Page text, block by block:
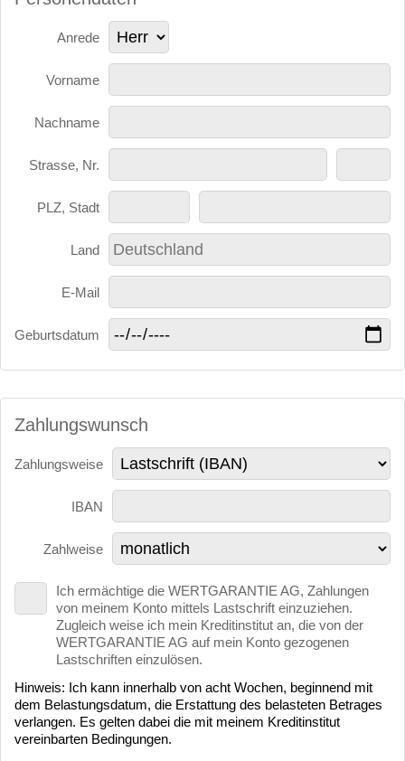
Anrede
Vorname
Nachname
Strasse, Nr.
PLZ, Stadt
Land
E-Mail
Geburtsdatum
Zahlungswunsch
Zahlungsweise
IBAN
Zahlweise
Ich ermächtige die WERTGARANTIE AG, Zahlungen
von meinem Konto mittels Lastschrift einzuziehen.
Zugleich weise ich mein Kreditinstitut an, die von der
WERTGARANTIE AG auf mein Konto gezogenen
Lastschriften einzulösen.
Hinweis: Ich kann innerhalb von acht Wochen, beginnend mit
dem Belastungsdatum, die Erstattung des belasteten Betrages
verlangen. Es gelten dabei die mit meinem Kreditinstitut
vereinbarten Bedingungen.